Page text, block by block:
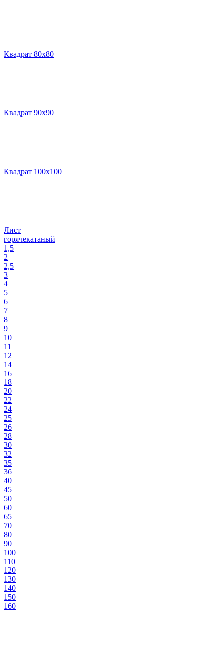
Квадрат 80х80
Квадрат 90х90
Квадрат 100х100
Лист
горячекатаный
1,5
2
2,5
3
4
5
6
7
8
9
10
11
12
14
16
18
20
22
24
25
26
28
30
32
35
36
40
45
50
60
65
70
80
90
100
110
120
130
140
150
160